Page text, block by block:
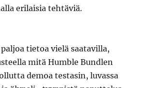
erilaisia tehtäviä.
tietoa vielä saatavilla,
mitä Humble Bundlen
demoa testasin, luvassa